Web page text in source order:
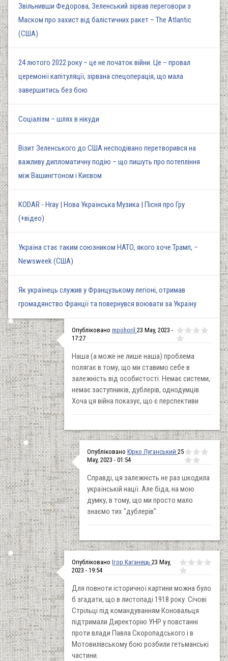
Звільнивши Федорова, Зеленський зірвав переговори з
Маском про захист від балістичних ракет – The Atlantic
(США)
24 лютого 2022 року – це не початок війни. Це – провал
церемонії капітуляції, зірвана спецоперація, що мала
завершитись без бою
Соціалізм – шлях в нікуди
Візит Зеленського до США несподівано перетворився на
важливу дипломатичну подію – що пишуть про потепління
між Вашингтоном і Києвом
KODAR - Hray | Нова Українська Музика | Пісня про Гру
(+відео)
Україна стає таким союзником НАТО, якого хоче Трамп, –
Newsweek (США)
Як українець служив у Французькому легіоні, отримав
громадянство Франції та повернувся воювати за Україну
Опубліковано mpohoril 23 May, 2023 -
17:27
Наша (а може не лише наша) проблема
полягає в тому, що ми ставимо себе в
залежність від особистості. Немає системи,
немає заступників, дублерів, однодумців.
Хоча ця війна показує, що є перспективи
Опубліковано Юрко Луганський 25
May, 2023 - 01:54
Справді, ця залежність не раз шкодила
українській нації. Але біда, на мою
думку, в тому, що ми просто мало
знаємо тих "дублерів".
Опубліковано Ігор Каганець 23 May,
2023 - 19:54
Для повноти історичної картини можна було
б згадати, що в листопаді 1918 року Січові
Стрільці під командуванням Коновальця
підтримали Директорію УНР у повстанні
проти влади Павла Скоропадського і в
Мотовилівському бою розбили гетьманські
частини.